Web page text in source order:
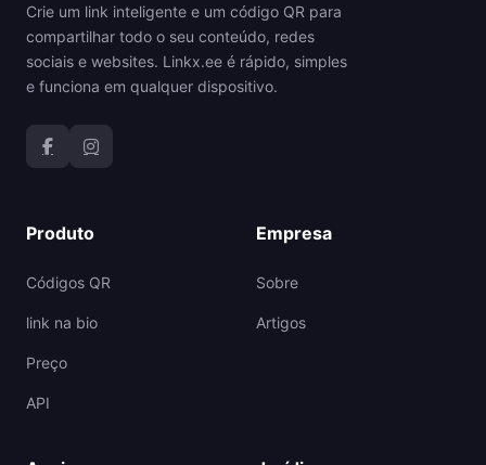
Crie um link inteligente e um código QR para
compartilhar todo o seu conteúdo, redes
sociais e websites. Linkx.ee é rápido, simples
e funciona em qualquer dispositivo.
Produto
Códigos QR
link na bio
Preço
API
Empresa
Sobre
Artigos